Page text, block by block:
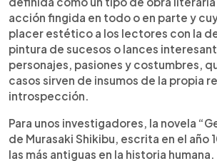
acción fingida en todo o en parte y
placer estético a los lectores con la
pintura de sucesos o lances
personajes, pasiones y costumbres,
casos sirven de insumos de la propia
introspección.
Para unos investigadores, la novela
de Murasaki Shikibu, escrita en el año
las más antiguas en la historia